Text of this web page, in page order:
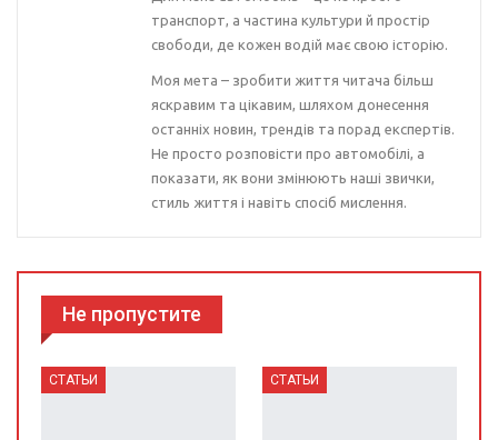
транспорт, а частина культури й простір
свободи, де кожен водій має свою історію.
Моя мета – зробити життя читача більш
яскравим та цікавим, шляхом донесення
останніх новин, трендів та порад експертів.
Не просто розповісти про автомобілі, а
показати, як вони змінюють наші звички,
стиль життя і навіть спосіб мислення.
Не пропустите
СТАТЬИ СТАТЬИ